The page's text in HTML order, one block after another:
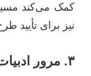
کمک می‌کند مسیر
نیز برای تأیید